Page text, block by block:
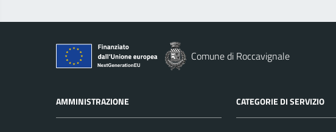
Comune di Roccavignale
AMMINISTRAZIONE CATEGORIE DI SERVIZIO